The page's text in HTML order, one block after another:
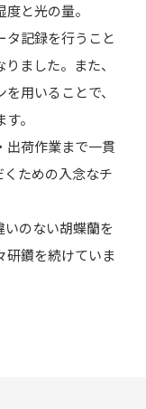
と光の量。
タ記録を行うこと
ました。また、
用いることで、
。
出荷作業まで一貫
くための入念なチ
いのない胡蝶蘭を
研鑽を続けていま